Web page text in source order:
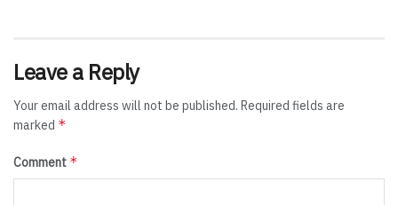
Leave a Reply
Your email address will not be published. Required fields are
marked *
Comment *